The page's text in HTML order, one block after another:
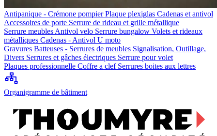
Antipanique - Crémone pompierPlaque plexiglas Cadenas et antivol
Accessoires de porte Serrure de rideau et grille métallique
Serrure meubles Antivol velo Serrure bungalow Volets et rideaux
métalliques Cadenas - Antivol U moto
Gravures Batteuses - Serrures de meubles Signalisation, Outillage,
Divers Serrures et gâches électriques Serrure pour volet
Plaques professionnelle Coffre a clef Serrures boites aux lettres
Organigramme de bâtiment